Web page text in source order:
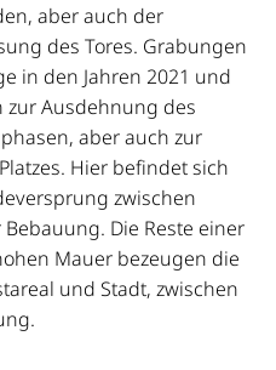
aber auch der
des Tores. Grabungen
in den Jahren 2021 und
zur Ausdehnung des
aber auch zur
Hier befindet sich
zwischen
Die Reste einer
Mauer bezeugen die
und Stadt, zwischen